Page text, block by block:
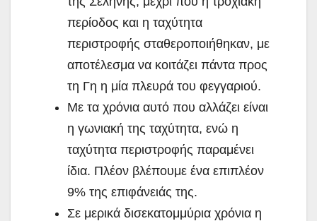
περίοδος και η ταχύτητα
περιστροφής σταθεροποιήθηκαν, με
αποτέλεσμα να κοιτάζει πάντα προς
τη Γη η μία πλευρά του φεγγαριού.
Με τα χρόνια αυτό που αλλάζει είναι
η γωνιακή της ταχύτητα, ενώ η
ταχύτητα περιστροφής παραμένει
ίδια. Πλέον βλέπουμε ένα επιπλέον
9% της επιφάνειάς της.
Σε μερικά δισεκατομμύρια χρόνια η